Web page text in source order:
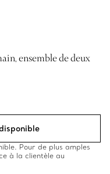
ensemble de deux
Pour de plus amples
à la clientèle au